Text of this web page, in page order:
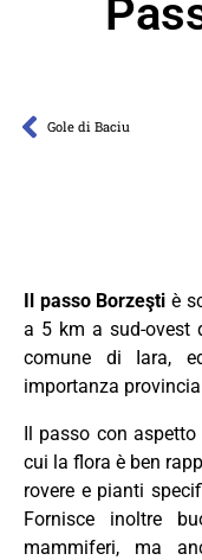
Gole di Baciu
Il passo Borzeşti è
a 5 km a sud-ovest
comune di Iara,
importanza
Il passo con
cui la flora è ben
rovere e pianti
Fornisce inoltre
mammiferi, ma